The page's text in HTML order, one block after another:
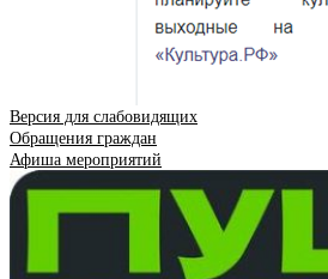
Версия для слабовидящих
Обращения граждан
Афиша мероприятий